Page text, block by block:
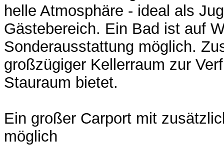
helle Atmosphäre - ideal als
Gästebereich. Ein Bad ist auf
Sonderausstattung möglich.
großzügiger Kellerraum zur
Stauraum bietet.
Ein großer Carport mit
möglich